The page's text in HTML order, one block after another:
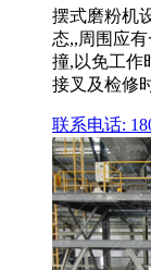
摆式磨粉机
态,,周围应
撞,以免工作
接叉及检修
联系电话: